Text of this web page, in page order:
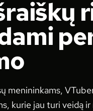
menininkams,
kurie jau turi veidą